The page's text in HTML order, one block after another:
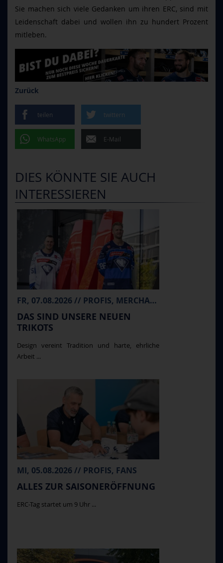
Sie machen sich viele Gedanken um ihren ERC, sind mit
Leidenschaft dabei und wollen ihn zu hundert Prozent
mitleben.
Zurück
teilen twittern
WhatsApp E-Mail
DIES KÖNNTE SIE AUCH
INTERESSIEREN
FR, 07.08.2026 // PROFIS, MERCHANDISE
DAS SIND UNSERE NEUEN
TRIKOTS
Design vereint Tradition und harte, ehrliche
Arbeit ...
MI, 05.08.2026 // PROFIS, FANS
ALLES ZUR SAISONERÖFFNUNG
ERC-Tag startet um 9 Uhr ...